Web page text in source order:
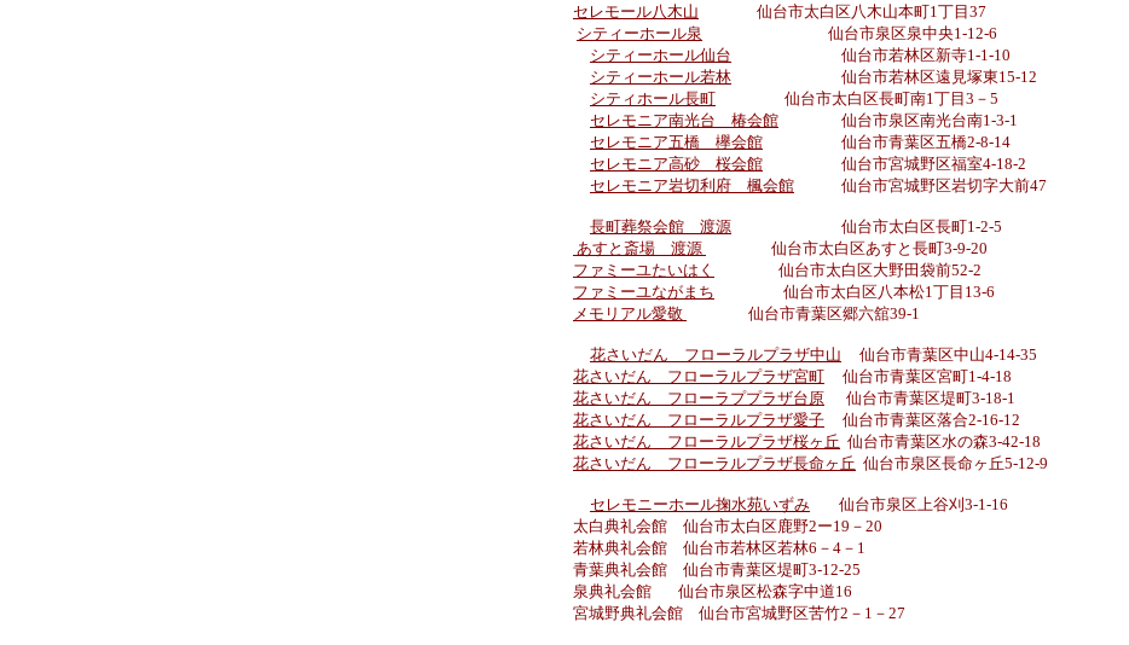
セレモール八木山 仙台市太白区八木山本町1丁目37
シティーホール泉 仙台市泉区泉中央1-12-6
シティーホール仙台 仙台市若林区新寺1-1-10
シティーホール若林 仙台市若林区遠見塚東15-12
シティホール長町 仙台市太白区長町南1丁目3－5
セレモニア南光台 椿会館 仙台市泉区南光台南1-3-1
セレモニア五橋 欅会館 仙台市青葉区五橋2-8-14
セレモニア高砂 桜会館 仙台市宮城野区福室4-18-2
セレモニア岩切利府 楓会館 仙台市宮城野区岩切字大前47
長町葬祭会館 渡源 仙台市太白区長町1-2-5
あすと斎場 渡源
仙台市太白区あすと長町3-9-20
ファミーユたいはく
仙台市太白区大野田袋前52-2
ファミーユながまち 仙台市太白区八本松1丁目13-6
メモリアル愛敬
仙台市青葉区郷六舘39-1
花さいだん フローラルプラザ中山 仙台市青葉区中山4-14-35
花さいだん フローラルプラザ宮町 仙台市青葉区宮町1-4-18
花さいだん フローラププラザ台原 仙台市青葉区堤町3-18-1
花さいだん フローラルプラザ愛子 仙台市青葉区落合2-16-12
花さいだん フローラルプラザ桜ヶ丘 仙台市青葉区水の森3-42-18
花さいだん フローラルプラザ長命ヶ丘 仙台市泉区長命ヶ丘5-12-9
セレモニーホール掬水苑いずみ 仙台市泉区上谷刈3-1-16
太白典礼会館 仙台市太白区鹿野2ー19－20
若林典礼会館 仙台市若林区若林6－4－1
青葉典礼会館 仙台市青葉区堤町3-12-25
泉典礼会館 仙台市泉区松森字中道16
宮城野典礼会館 仙台市宮城野区苦竹2－1－27